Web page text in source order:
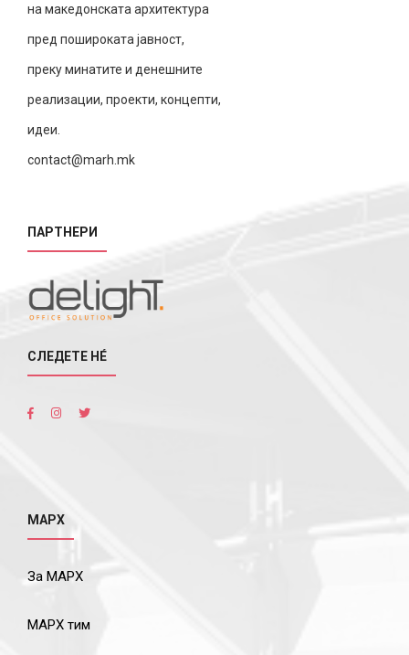
на македонската архитектура
пред пошироката јавност,
преку минатите и денешните
реализации, проекти, концепти,
идеи.
contact@marh.mk
ПАРТНЕРИ
СЛЕДЕТЕ НÉ
МАРХ
За МАРХ
МАРХ тим